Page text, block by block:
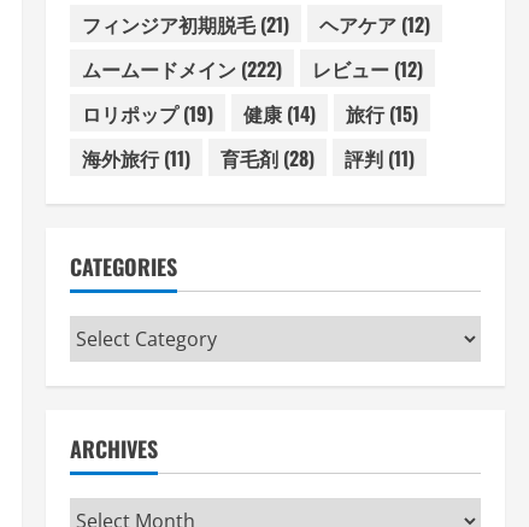
フィンジア初期脱毛(21) ヘアケア(12)
ムームードメイン(222) レビュー(12)
ロリポップ(19) 健康(14) 旅行(15)
海外旅行(11) 育毛剤(28) 評判(11)
CATEGORIES
Categories
ARCHIVES
Archives